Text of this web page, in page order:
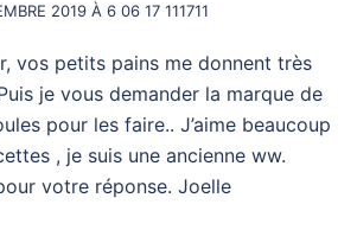
2019 À 6 06 17 111711
vos petits pains me donnent très
je vous demander la marque de
pour les faire.. J’aime beaucoup
, je suis une ancienne ww.
votre réponse. Joelle